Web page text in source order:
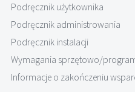
Podręcznik użytkownika
Podręcznik administrowania
Podręcznik instalacji
Wymagania sprzętowo/
Informacje o zakończeniu